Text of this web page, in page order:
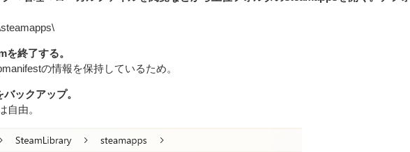
終了する。
の情報を保持しているため。
ックアップ。
自由。